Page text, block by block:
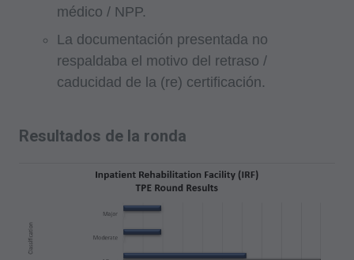
médico / NPP.
La documentación presentada no
respaldaba el motivo del retraso /
caducidad de la (re) certificación.
Resultados de la ronda